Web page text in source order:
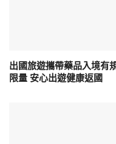
出國旅遊攜帶藥品入境有
限量 安心出遊健康返國